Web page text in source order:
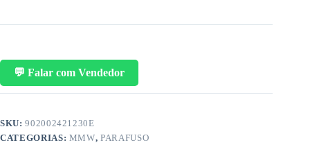
💬 Falar com Vendedor
SKU:902002421230E
CATEGORIAS: MMW,PARAFUSO